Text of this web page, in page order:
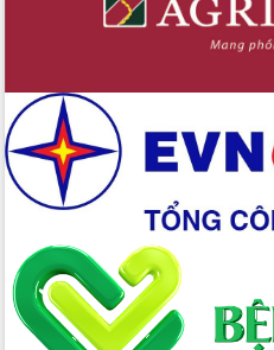
Xây dựng nền hành chính số đồng
hành cùng nông dân dân, doanh nghiệp
đấu có 77% xã đạt chuẩn nông thôn
Chuyển đổi số 'mở đường' cho nông
nghiệp Đắk Lắk tăng trưởng bứt phá
Triển khai đồng bộ đo đạc, lập hồ sơ
địa chính, hoàn thiện cơ sở dữ liệu đất
đai
Ứng dụng sinh trắc học - Bước tiến
trong hành trình chuyển đổi số tại Đắk
Lắk